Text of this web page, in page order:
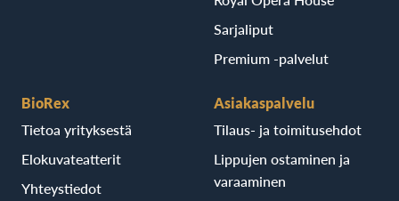
Sarjaliput
Premium -palvelut
BioRex
Tietoa yrityksestä
Elokuvateatterit
Yhteystiedot
Asiakaspalvelu
Tilaus- ja toimitusehdot
Lippujen ostaminen ja
varaaminen